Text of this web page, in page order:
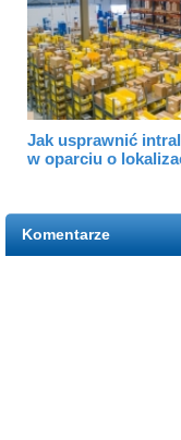
Jak usprawnić
w oparciu o
Komentarze